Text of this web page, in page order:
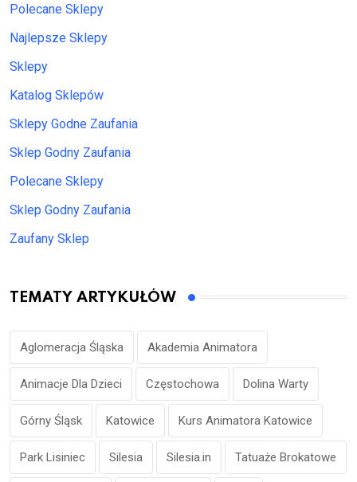
Polecane Sklepy
Najlepsze Sklepy
Sklepy
Katalog Sklepów
Sklepy Godne Zaufania
Sklep Godny Zaufania
Polecane Sklepy
Sklep Godny Zaufania
Zaufany Sklep
TEMATY ARTYKUŁÓW
Aglomeracja Śląska Akademia Animatora
Animacje Dla Dzieci Częstochowa Dolina Warty
Górny Śląsk Katowice Kurs Animatora Katowice
Park Lisiniec Silesia Silesia.in Tatuaże Brokatowe